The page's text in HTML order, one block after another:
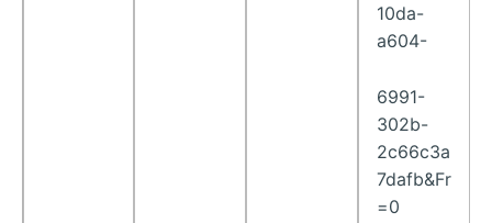
10da-
a604-
6991-
302b-
2c66c3a
7dafb&Fr
=0